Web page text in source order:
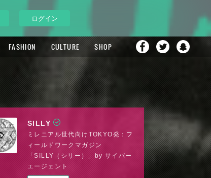
ログイン
FASHION CULTURE SHOP
SILLY
ミレニアル世代向けTOKYO発：フ
ィールドワークマガジン
「SILLY（シリー）」by サイバー
エージェント